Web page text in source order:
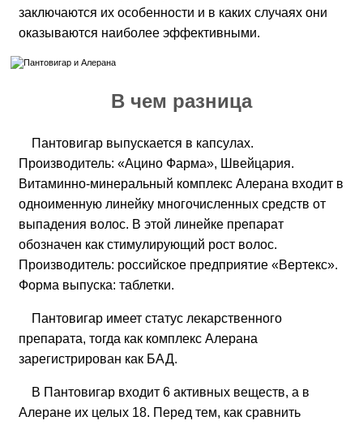
заключаются их особенности и в каких случаях они
оказываются наиболее эффективными.
В чем разница
Пантовигар выпускается в капсулах.
Производитель: «Ацино Фарма», Швейцария.
Витаминно-минеральный комплекс Алерана входит в
одноименную линейку многочисленных средств от
выпадения волос. В этой линейке препарат
обозначен как стимулирующий рост волос.
Производитель: российское предприятие «Вертекс».
Форма выпуска: таблетки.
Пантовигар имеет статус лекарственного
препарата, тогда как комплекс Алерана
зарегистрирован как БАД.
В Пантовигар входит 6 активных веществ, а в
Алеране их целых 18. Перед тем, как сравнить